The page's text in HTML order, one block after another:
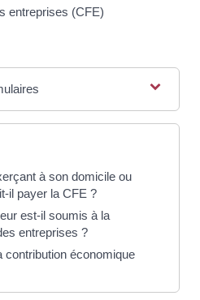
entreprises (CFE)
à son domicile ou
il payer la CFE ?
est-il soumis à la
entreprises ?
contribution économique